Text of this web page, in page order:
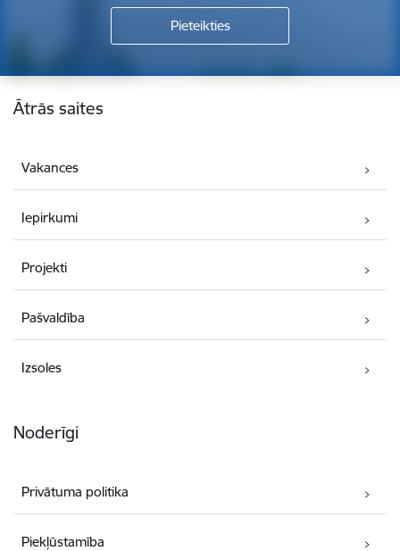
Kājene
Ātrās saites
Vakances
Iepirkumi
Projekti
Pašvaldība
Izsoles
Noderīgi
Privātuma politika
Piekļūstamība